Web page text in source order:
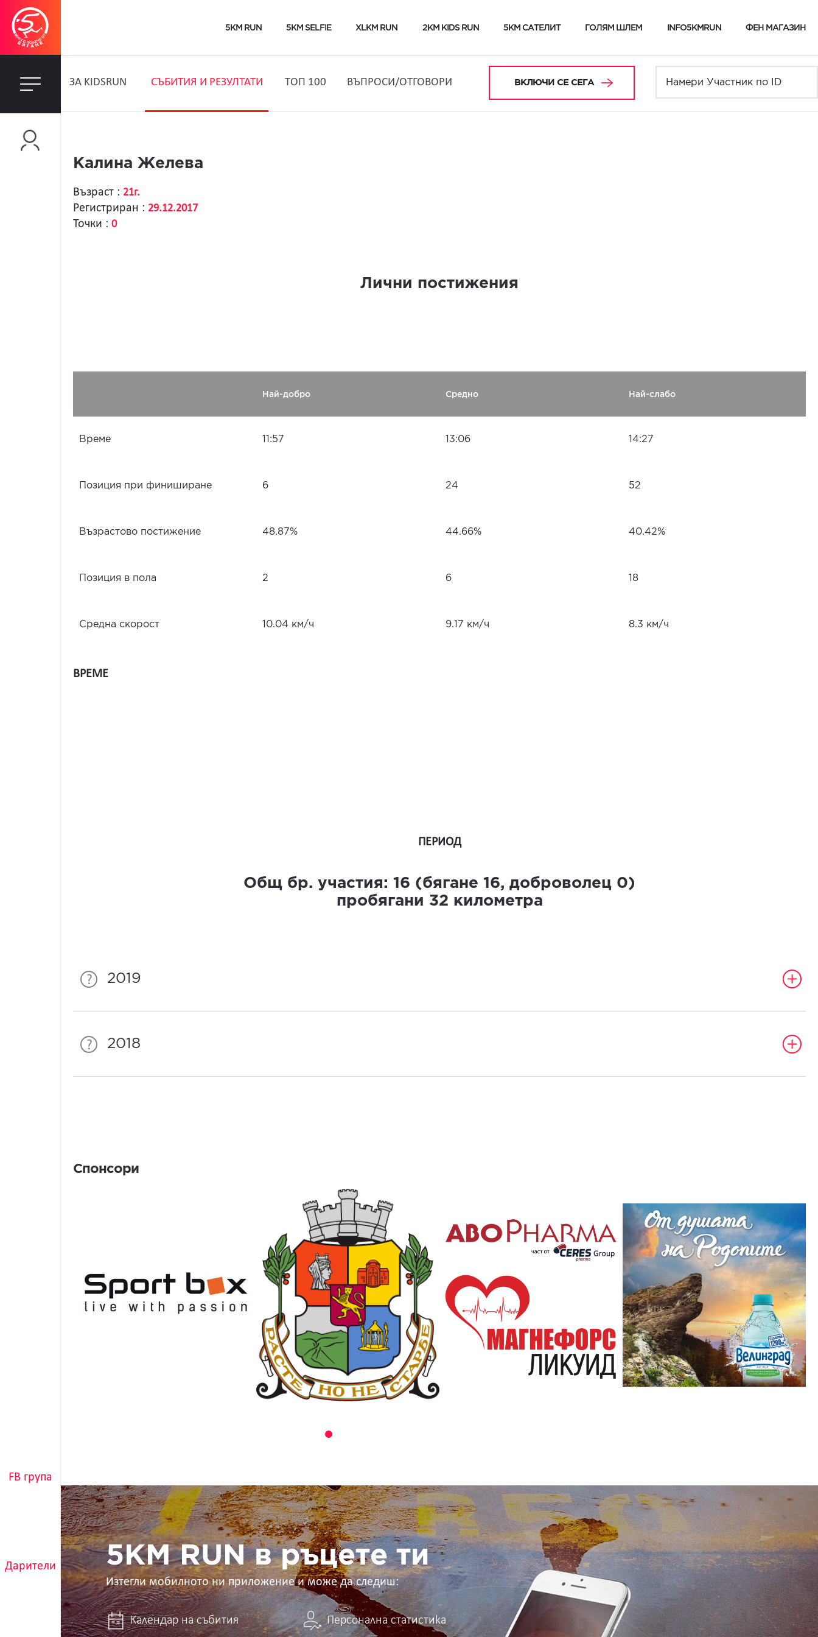
5KM RUN 5KM SELFIE XLKM RUN 2KM KIDS RUN 5KM САТЕЛИТ ГОЛЯМ ШЛЕМ INFO5KMRUN ФЕН МАГАЗИН
FB група
Дарители
ЗA KIDSRUN СЪБИТИЯ И РЕЗУЛТАТИ ТОП 100 ВЪПРОСИ/ОТГОВОРИ ВКЛЮЧИ СЕ СЕГА
Калина Желева
Възраст : 21г.
Регистриран : 29.12.2017
Точки : 0
Лични постижения
Най-добро Средно Най-слабо
Време 11:57 13:06 14:27
Позиция при финиширане 6 24 52
Възрастово постижение 48.87% 44.66% 40.42%
Позиция в пола 2 6 18
Средна скорост 10.04 км/ч 9.17 км/ч 8.3 км/ч
ВРЕМЕ
ПЕРИОД
Общ бр. участия: 16 (бягане 16, доброволец 0)
пробягани 32 километра
2019
2018
Спонсори
5KM
RUN
в
ръцете
ти
5KM RUN в ръцете ти
Изтегли мобилното ни приложение и може да следиш:
Календар на събития Персонална статистика